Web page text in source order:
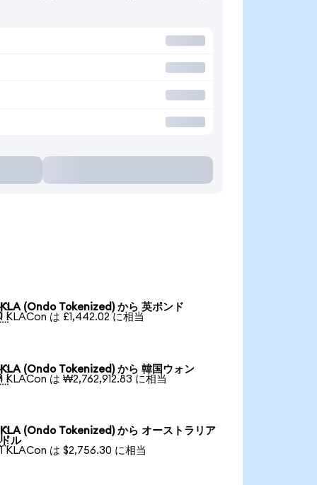
KLA (Ondo Tokenized) から 英ポンド
1 KLACon は £1,442.02 に相当
KLA (Ondo Tokenized) から 韓国ウォン
1 KLACon は ₩2,762,912.83 に相当
KLA (Ondo Tokenized) から オーストラリア
ドル
1 KLACon は $2,756.30 に相当